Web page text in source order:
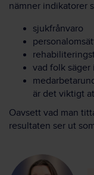
nämner indikatorer
sjukfrånvaro
vad folk säger
är det viktigt
Oavsett vad man
resultaten ser ut